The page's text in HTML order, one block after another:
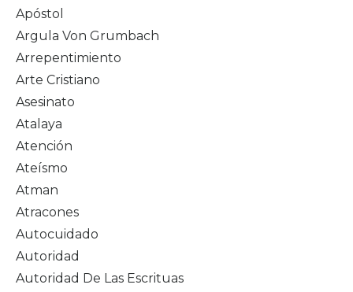
Apóstol
Argula Von Grumbach
Arrepentimiento
Arte Cristiano
Asesinato
Atalaya
Atención
Ateísmo
Atman
Atracones
Autocuidado
Autoridad
Autoridad De Las Escrituas